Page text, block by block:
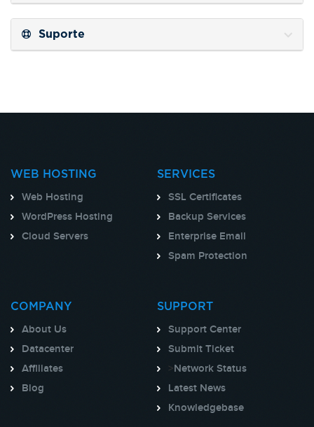
Suporte
WEB HOSTING
Web Hosting
WordPress Hosting
Cloud Servers
SERVICES
SSL Certificates
Backup Services
Enterprise Email
Spam Protection
COMPANY
About Us
Datacenter
Affiliates
Blog
SUPPORT
Support Center
Submit Ticket
>Network Status
Latest News
Knowledgebase